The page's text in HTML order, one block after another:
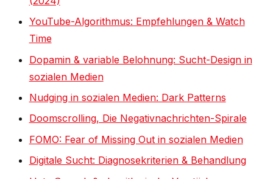
YouTube-Algorithmus: Empfehlungen & Watch
Time
Dopamin & variable Belohnung: Sucht-Design in
sozialen Medien
Nudging in sozialen Medien: Dark Patterns
Doomscrolling, Die Negativnachrichten-Spirale
FOMO: Fear of Missing Out in sozialen Medien
Digitale Sucht: Diagnosekriterien & Behandlung